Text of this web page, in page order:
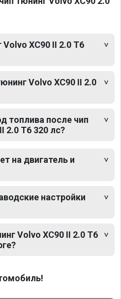
XC90 II 2.0 T6
Volvo XC90 II 2.0
топлива после чип
2.0 T6 320 лс?
на двигатель и
настройки
Volvo XC90 II 2.0 T6